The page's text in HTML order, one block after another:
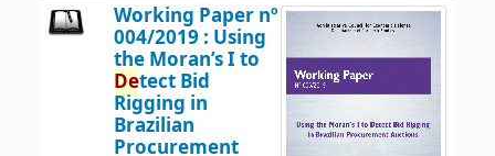
Working Paper nº
004/2019 : Using
the Moran’s I to
Detect Bid
Rigging in
Brazilian
Procurement